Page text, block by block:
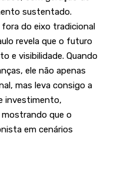
sustentado.
do eixo tradicional
revela que o futuro
e visibilidade. Quando
ele não apenas
mas leva consigo a
investimento,
que o
em cenários